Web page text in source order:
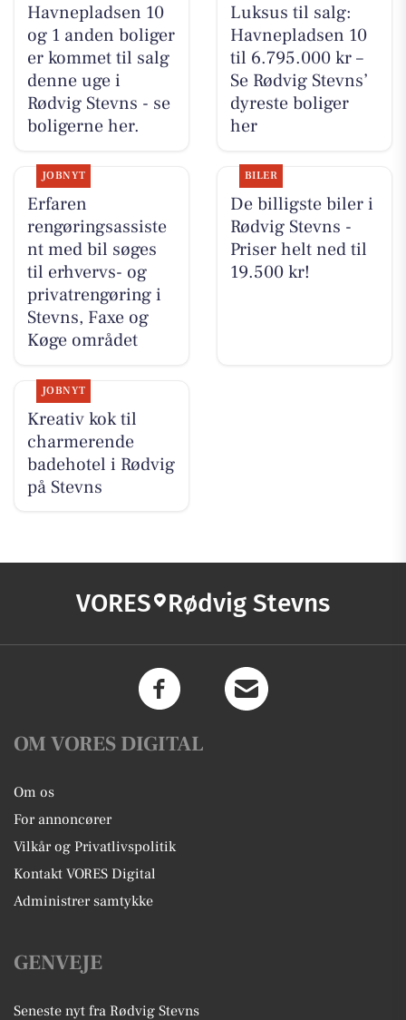
Havnepladsen 10
og 1 anden boliger
er kommet til salg
denne uge i
Rødvig Stevns - se
boligerne her.
Luksus til salg:
Havnepladsen 10
til 6.795.000 kr –
Se Rødvig Stevns’
dyreste boliger
her
JOBNYT
Erfaren
rengøringsassiste
nt med bil søges
til erhvervs- og
privatrengøring i
Stevns, Faxe og
Køge området
BILER
De billigste biler i
Rødvig Stevns -
Priser helt ned til
19.500 kr!
JOBNYT
Kreativ kok til
charmerende
badehotel i Rødvig
på Stevns
VORES Rødvig Stevns
OM VORES DIGITAL
Om os
For annoncører
Vilkår og Privatlivspolitik
Kontakt VORES Digital
Administrer samtykke
GENVEJE
Seneste nyt fra Rødvig Stevns